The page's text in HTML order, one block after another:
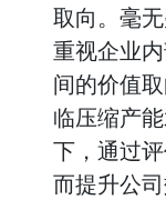
取向。毫
重视企业
间的价值
临压缩产
下，通过
而提升公